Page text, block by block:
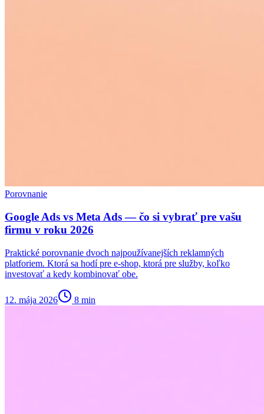
Porovnanie
Google Ads vs Meta Ads — čo si vybrať pre vašu
firmu v roku 2026
Praktické porovnanie dvoch najpoužívanejších reklamných
platforiem. Ktorá sa hodí pre e-shop, ktorá pre služby, koľko
investovať a kedy kombinovať obe.
12. mája 2026 8 min